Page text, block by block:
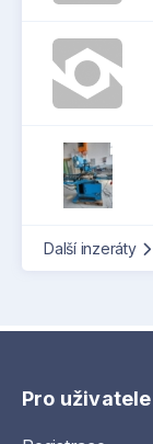
Další inzeráty
Pro uživatele